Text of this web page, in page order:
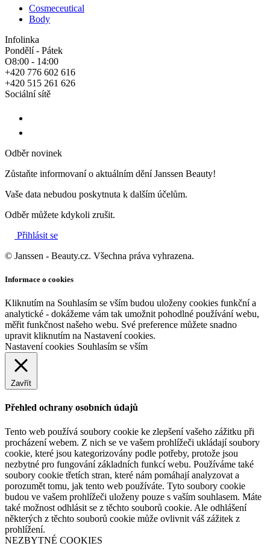
Cosmeceutical
Body
Infolinka
Pondělí - Pátek
O8:00 - 14:00
+420 776 602 616
+420 515 261 626
Sociální sítě
Odběr novinek
Zůstaňte informovaní o aktuálním dění Janssen Beauty!
Vaše data nebudou poskytnuta k dalším účelům.
Odběr můžete kdykoli zrušit.
Přihlásit se
© Janssen - Beauty.cz. Všechna práva vyhrazena.
Informace o cookies
Kliknutím na Souhlasím se vším budou uloženy cookies funkční a
analytické - dokážeme vám tak umožnit pohodlné používání webu,
měřit funkčnost našeho webu. Své preference můžete snadno
upravit kliknutím na Nastavení cookies.
Nastavení cookies Souhlasím se vším
Zavřít
Přehled ochrany osobních údajů
Tento web používá soubory cookie ke zlepšení vašeho zážitku při
procházení webem. Z nich se ve vašem prohlížeči ukládají soubory
cookie, které jsou kategorizovány podle potřeby, protože jsou
nezbytné pro fungování základních funkcí webu. Používáme také
soubory cookie třetích stran, které nám pomáhají analyzovat a
porozumět tomu, jak tento web používáte. Tyto soubory cookie
budou ve vašem prohlížeči uloženy pouze s vaším souhlasem. Máte
také možnost odhlásit se z těchto souborů cookie. Ale odhlášení
některých z těchto souborů cookie může ovlivnit váš zážitek z
prohlížení.
NEZBYTNÉ COOKIES